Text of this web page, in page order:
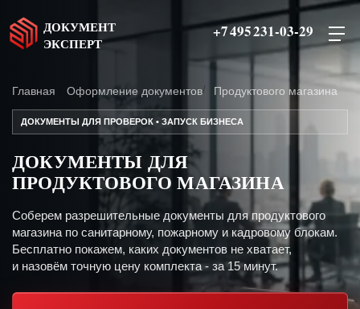
ДОКУМЕНТ
ЭКСПЕРТ
+7 495 231-03-29
Главная Оформление документов Продуктового магазина
ДОКУМЕНТЫ ДЛЯ ПРОВЕРОК • ЗАПУСК БИЗНЕСА
ДОКУМЕНТЫ ДЛЯ
ПРОДУКТОВОГО МАГАЗИНА
Соберем разрешительные документы для продуктового
магазина по санитарному, пожарному и кадровому блокам.
Бесплатно покажем, каких документов не хватает,
и назовём точную цену комплекта - за 15 минут.